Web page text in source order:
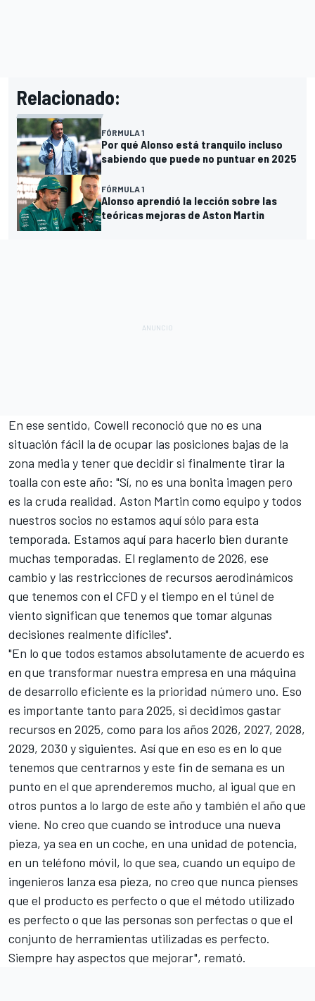
Relacionado:
FÓRMULA 1
Por qué Alonso está tranquilo incluso
sabiendo que puede no puntuar en 2025
FÓRMULA 1
Alonso aprendió la lección sobre las
teóricas mejoras de Aston Martin
En ese sentido, Cowell reconoció que no es una
situación fácil la de ocupar las posiciones bajas de la
zona media y tener que decidir si finalmente tirar la
toalla con este año: "Sí, no es una bonita imagen pero
es la cruda realidad. Aston Martin como equipo y todos
nuestros socios no estamos aquí sólo para esta
temporada. Estamos aquí para hacerlo bien durante
muchas temporadas. El reglamento de 2026, ese
cambio y las restricciones de recursos aerodinámicos
que tenemos con el CFD y el tiempo en el túnel de
viento significan que tenemos que tomar algunas
decisiones realmente difíciles".
"En lo que todos estamos absolutamente de acuerdo es
en que transformar nuestra empresa en una máquina
de desarrollo eficiente es la prioridad número uno. Eso
es importante tanto para 2025, si decidimos gastar
recursos en 2025, como para los años 2026, 2027, 2028,
2029, 2030 y siguientes. Así que en eso es en lo que
tenemos que centrarnos y este fin de semana es un
punto en el que aprenderemos mucho, al igual que en
otros puntos a lo largo de este año y también el año que
viene. No creo que cuando se introduce una nueva
pieza, ya sea en un coche, en una unidad de potencia,
en un teléfono móvil, lo que sea, cuando un equipo de
ingenieros lanza esa pieza, no creo que nunca pienses
que el producto es perfecto o que el método utilizado
es perfecto o que las personas son perfectas o que el
conjunto de herramientas utilizadas es perfecto.
Siempre hay aspectos que mejorar", remató.